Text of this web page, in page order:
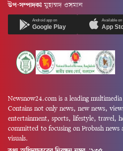
উপ-সম্পাদকঃ মুহাম্মদ ওসমান
Android app on
Google Play
Available on
App
Newsnow24.com is a leading
Contains not only news, new news,
entertainment, sports, lifestyle, travel,
committed to focusing on Probash
visuals.